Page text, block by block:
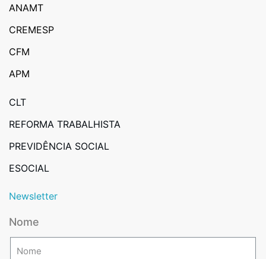
ANAMT
CREMESP
CFM
APM
CLT
REFORMA TRABALHISTA
PREVIDÊNCIA SOCIAL
ESOCIAL
Newsletter
Nome